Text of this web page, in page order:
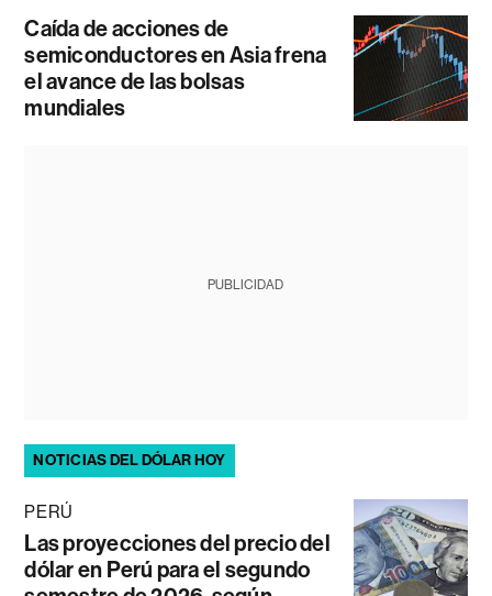
Caída de acciones de
semiconductores en Asia frena
el avance de las bolsas
mundiales
PUBLICIDAD
NOTICIAS DEL DÓLAR HOY
PERÚ
Las proyecciones del precio del
dólar en Perú para el segundo